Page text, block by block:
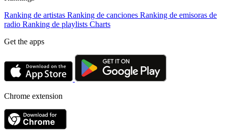
Ranking de artistas Ranking de canciones Ranking de emisoras de
radio Ranking de playlists Charts
Get the apps
Chrome extension